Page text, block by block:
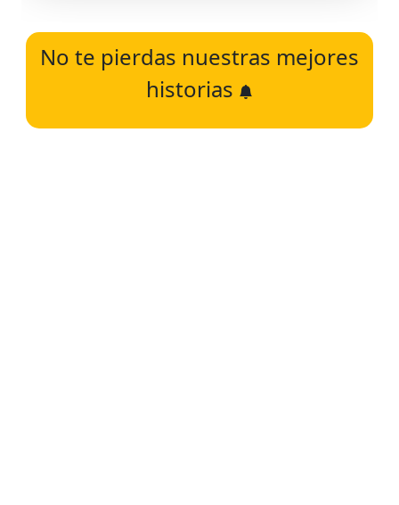
No te pierdas nuestras mejores
historias